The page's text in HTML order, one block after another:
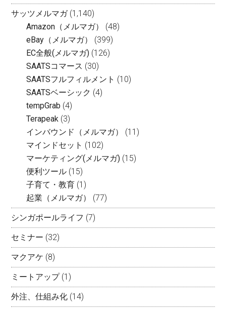
サッツメルマガ(1,140)
Amazon（メルマガ）
(48)
eBay（メルマガ）
(399)
EC全般(メルマガ) (126)
SAATSコマース (30)
SAATSフルフィルメント (10)
SAATSベーシック (4)
tempGrab (4)
Terapeak (3)
インバウンド（メルマガ）
(11)
マインドセット (102)
マーケティング(メルマガ) (15)
便利ツール (15)
子育て・教育 (1)
起業（メルマガ）
(77)
シンガポールライフ (7)
セミナー (32)
マクアケ (8)
ミートアップ(1)
外注、仕組み化 (14)